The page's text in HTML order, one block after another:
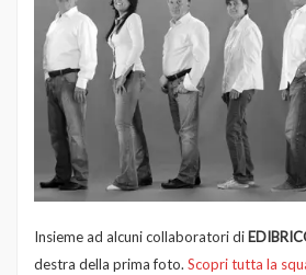
Insieme ad alcuni collaboratori di
destra della prima foto. Scopri tutta la